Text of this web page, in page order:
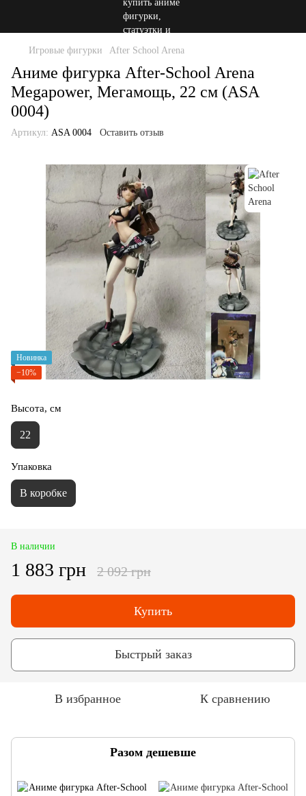
Игровые фигурки After School Arena
Аниме фигурка After-School Arena
Megapower, Мегамощь, 22 см (ASA
0004)
Артикул: ASA 0004 Оставить отзыв
Новинка
−10%
Высота, см
22
Упаковка
В коробке
В наличии
1 883 грн 2 092 грн
Купить
Быстрый заказ
В избранное К сравнению
Разом дешевше